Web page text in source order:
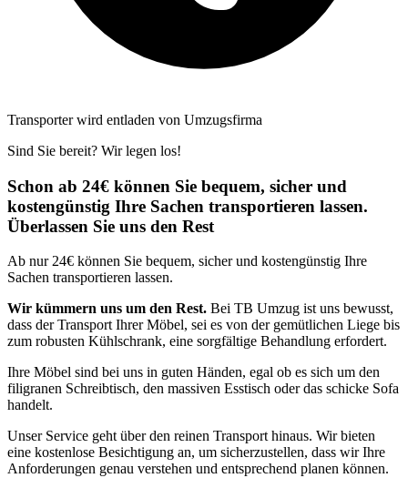
Transporter wird entladen von Umzugsfirma
Sind Sie bereit? Wir legen los!
Schon ab 24€ können Sie bequem, sicher und
kostengünstig Ihre Sachen transportieren lassen.
Überlassen Sie uns den Rest
Ab nur 24€ können Sie bequem, sicher und kostengünstig Ihre
Sachen transportieren lassen.
Wir kümmern uns um den Rest. Bei TB Umzug ist uns bewusst,
dass der Transport Ihrer Möbel, sei es von der gemütlichen Liege bis
zum robusten Kühlschrank, eine sorgfältige Behandlung erfordert.
Ihre Möbel sind bei uns in guten Händen, egal ob es sich um den
filigranen Schreibtisch, den massiven Esstisch oder das schicke Sofa
handelt.
Unser Service geht über den reinen Transport hinaus. Wir bieten
eine kostenlose Besichtigung an, um sicherzustellen, dass wir Ihre
Anforderungen genau verstehen und entsprechend planen können.